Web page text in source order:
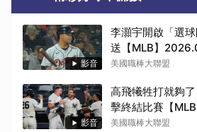
影音
李灝宇開啟「選
送【MLB】
美國職棒大聯盟
影音
高飛犧牲打就夠
擊終結比賽【
美國職棒大聯盟